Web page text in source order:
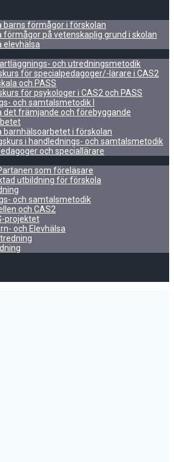
barns förmågor i förskolan
förmågor på vetenskaplig grund i skolan
elevhälsa
och utredningsmetodik
för specialpedagoger/-lärare i CAS2
och PASS
för psykologer i CAS2 och PASS
och samtalsmetodik I
det främjande och förebyggande
barnhälsoarbetet i förskolan
i handlednings- och samtalsmetodik
och speciallärare
som föreläsare
utbildning för förskola
och samtalsmetodik
och CAS2
projektet
och Elevhälsa